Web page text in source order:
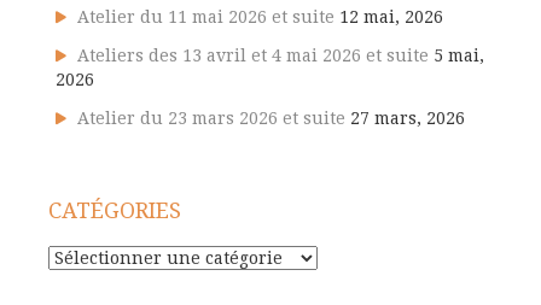
Atelier du 11 mai 2026 et suite 12 mai, 2026
Ateliers des 13 avril et 4 mai 2026 et suite 5 mai,
2026
Atelier du 23 mars 2026 et suite 27 mars, 2026
CATÉGORIES
Catégories